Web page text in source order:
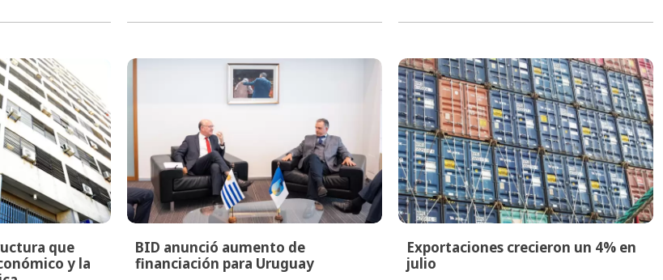
que
y la
BID anunció aumento de
financiación para Uruguay
Exportaciones crecieron un 4% en
julio